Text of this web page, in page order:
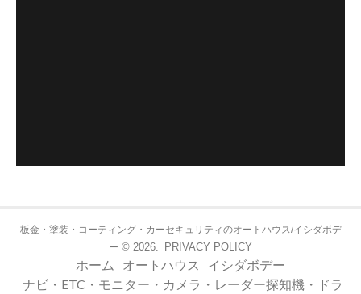
板金・塗装・コーティング・カーセキュリティのオートハウス/イシダボデ
ー © 2026. PRIVACY POLICY
ホーム オートハウス
イシダボデー
ナビ・ETC・モニター・カメラ・レーダー探知機・ドラ